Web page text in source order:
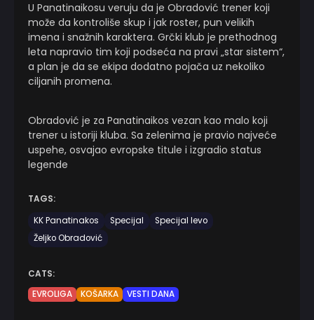
U Panatinaikosu veruju da je Obradović trener koji
može da kontroliše skup i jak roster, pun velikih
imena i snažnih karaktera. Grčki klub je prethodnog
leta napravio tim koji podseća na pravi „star sistem“,
a plan je da se ekipa dodatno pojača uz nekoliko
ciljanih promena.
Obradović je za Panatinaikos vezan kao malo koji
trener u istoriji kluba. Sa zelenima je pravio najveće
uspehe, osvajao evropske titule i izgradio status
legende
TAGS:
KK Panatinakos
Specijal
Specijal levo
Željko Obradović
CATS:
EVROLIGA
KOŠARKA VESTI DANA